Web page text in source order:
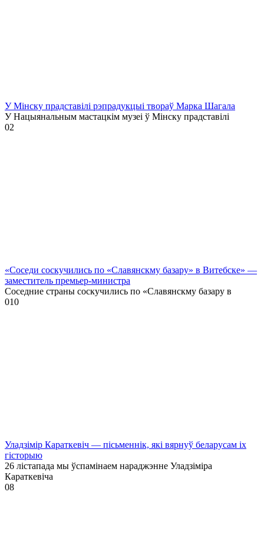
У Мінску прадставілі рэпрадукцыі твораў Марка Шагала
У Нацыянальным мастацкім музеі ў Мінску прадставілі
02
«Соседи соскучились по «Славянскму базару» в Витебске» —
заместитель премьер-министра
Соседние страны соскучились по «Славянскму базару в
010
Уладзімір Караткевіч — пісьменнік, які вярнуў беларусам іх
гісторыю
26 лістапада мы ўспамінаем нараджэнне Уладзіміра
Караткевіча
08